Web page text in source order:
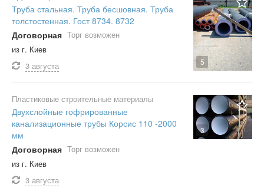
5
Труба стальная. Труба бесшовная. Труба
толстостенная. Гост 8734. 8732
Договорная Торг возможен
из г. Киев
3 августа
3
Пластиковые строительные материалы
Двухслойные гофрированные
канализационные трубы Корсис 110 -2000
мм
Договорная Торг возможен
из г. Киев
3 августа